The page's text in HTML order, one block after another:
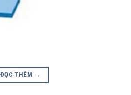
ĐỌC THÊM →